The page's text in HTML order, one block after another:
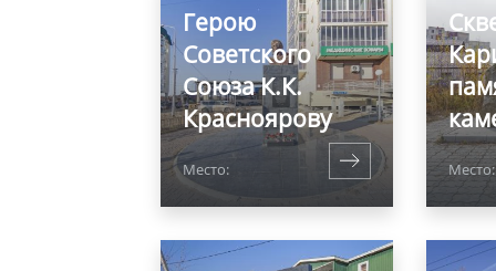
Герою
Советского
Союза К.К.
Красноярову
Место: Место: